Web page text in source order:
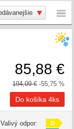
85,88 €
194,09 € -55,75 %
Valivý odpor: D